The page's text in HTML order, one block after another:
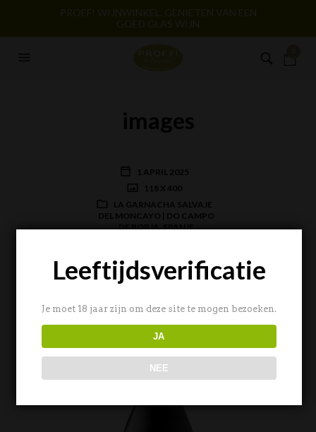
PROEF! WIJNWINKEL. GENIETEN VAN EEN
GOED GLAS WIJN
images
1 APRIL 2025
118 X 400
LA GARNACHA SALVAJE
DEL MONCAYO | DO CAMPO
DE BORJA, SPANJE
Leeftijdsverificatie
Je moet 18 jaar zijn om deze site te mogen bezoeken.
JA
NEE